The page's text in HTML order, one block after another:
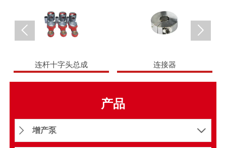
连杆十字头总成 连接器
 
产品
 增产泵 